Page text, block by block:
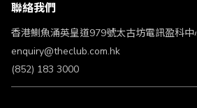
不歧視及不騷擾聲明
認可牌照及通告
聯絡我們
香港鰂魚涌英皇道979號太古坊電訊盈科
enquiry@theclub.com.hk
(852) 183 3000